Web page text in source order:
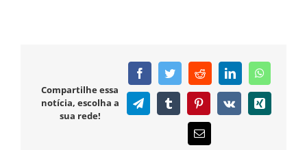
Compartilhe essa
notícia, escolha a
sua rede!
FacebookTwitterRedditLinkedIn
TelegramTumblr PinterestVk Xing
E-
mail